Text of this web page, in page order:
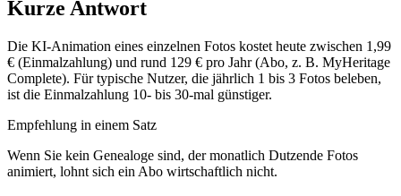
Kurze Antwort
Die KI-Animation eines einzelnen Fotos kostet heute zwischen 1,99
€ (Einmalzahlung) und rund 129 € pro Jahr (Abo, z. B. MyHeritage
Complete). Für typische Nutzer, die jährlich 1 bis 3 Fotos beleben,
ist die Einmalzahlung 10- bis 30-mal günstiger.
Empfehlung in einem Satz
Wenn Sie kein Genealoge sind, der monatlich Dutzende Fotos
animiert, lohnt sich ein Abo wirtschaftlich nicht.